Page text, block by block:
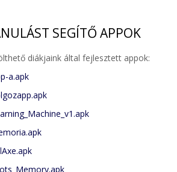
SEGÍTŐ APPOK
diákjaink által fejlesztett appok:
a.apk